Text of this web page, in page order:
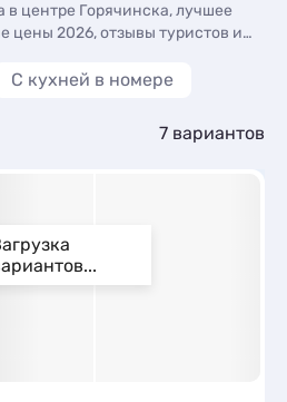
в центре Горячинска, лучшее
цены 2026, отзывы туристов и
руб, номера с кухней в номере,
C кухней в номере
7 вариантов